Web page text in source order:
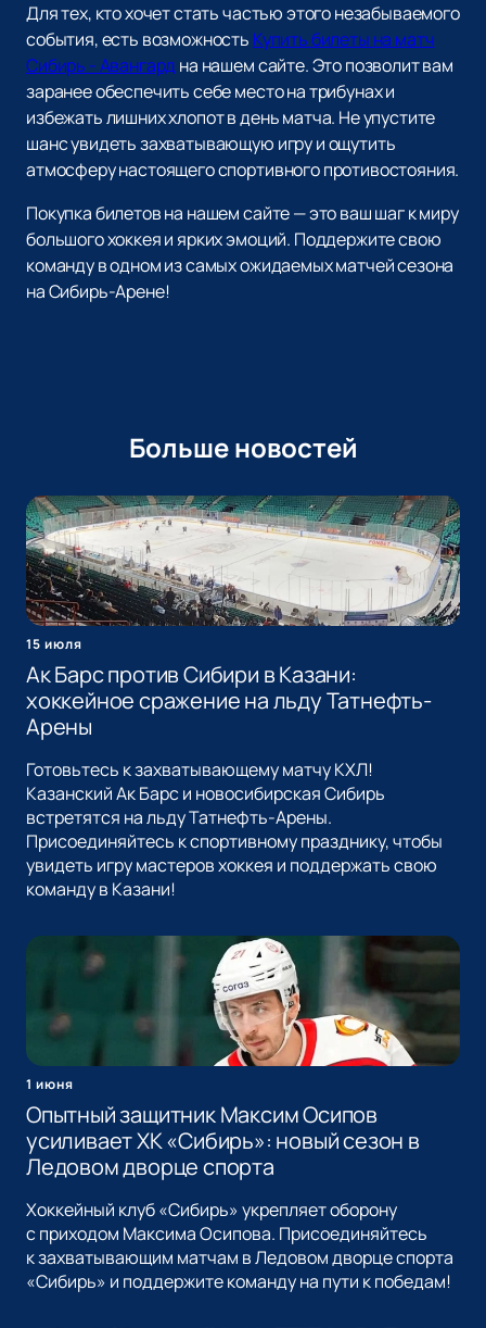
Для тех, кто хочет стать частью этого незабываемого
события, есть возможность Купить билеты на матч
Сибирь - Авангард на нашем сайте. Это позволит вам
заранее обеспечить себе место на трибунах и
избежать лишних хлопот в день матча. Не упустите
шанс увидеть захватывающую игру и ощутить
атмосферу настоящего спортивного противостояния.
Покупка билетов на нашем сайте — это ваш шаг к миру
большого хоккея и ярких эмоций. Поддержите свою
команду в одном из самых ожидаемых матчей сезона
на Сибирь-Арене!
Больше новостей
15 июля
Ак Барс против Сибири в Казани:
хоккейное сражение на льду Татнефть-
Арены
Готовьтесь к захватывающему матчу КХЛ!
Казанский Ак Барс и новосибирская Сибирь
встретятся на льду Татнефть-Арены.
Присоединяйтесь к спортивному празднику, чтобы
увидеть игру мастеров хоккея и поддержать свою
команду в Казани!
1 июня
Опытный защитник Максим Осипов
усиливает ХК «Сибирь»: новый сезон в
Ледовом дворце спорта
Хоккейный клуб «Сибирь» укрепляет оборону
с приходом Максима Осипова. Присоединяйтесь
к захватывающим матчам в Ледовом дворце спорта
«Сибирь» и поддержите команду на пути к победам!